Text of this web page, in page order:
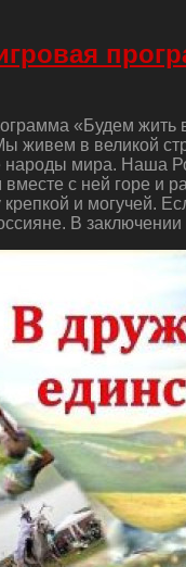
«Будем
живем в великой
народы мира. Наша
с ней горе и
и могучей.
В